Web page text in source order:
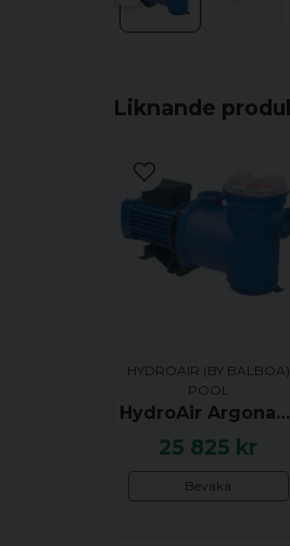
Liknande
HYDROAIR (BY BALBOA)
POOL
HydroAir Argonaut AV Pump, 2.41hk / 1.8kW, 3-fas 400V, AV250-3DN-S - UTGÅTT
25 825 kr
Bevaka